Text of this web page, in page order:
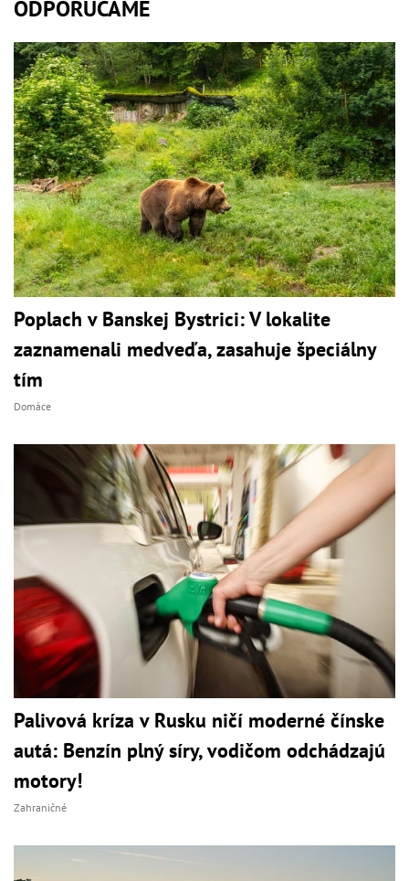
ODPORÚČAME
Poplach v Banskej Bystrici: V lokalite
zaznamenali medveďa, zasahuje špeciálny
tím
Domáce
Palivová kríza v Rusku ničí moderné čínske
autá: Benzín plný síry, vodičom odchádzajú
motory!
Zahraničné